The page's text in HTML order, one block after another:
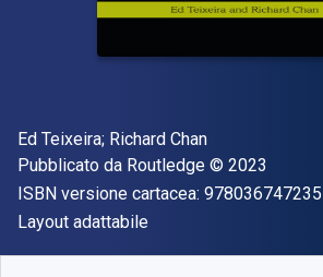
Autore(i)
Ed Teixeira; Richard Chan
Editore
Pubblicato da Routledge Copyright
© 2023
ISBN versione cartacea:
Formato
Layout adattabile